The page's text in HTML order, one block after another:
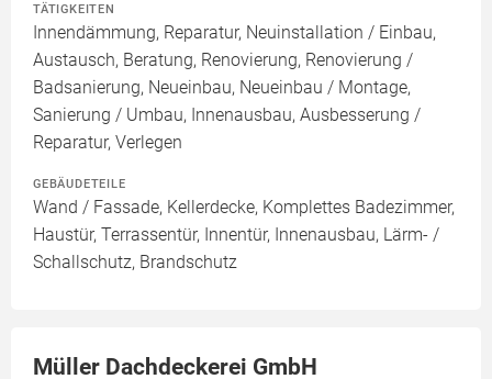
TÄTIGKEITEN
Innendämmung, Reparatur, Neuinstallation / Einbau,
Austausch, Beratung, Renovierung, Renovierung /
Badsanierung, Neueinbau, Neueinbau / Montage,
Sanierung / Umbau, Innenausbau, Ausbesserung /
Reparatur, Verlegen
GEBÄUDETEILE
Wand / Fassade, Kellerdecke, Komplettes Badezimmer,
Haustür, Terrassentür, Innentür, Innenausbau, Lärm- /
Schallschutz, Brandschutz
Müller Dachdeckerei GmbH